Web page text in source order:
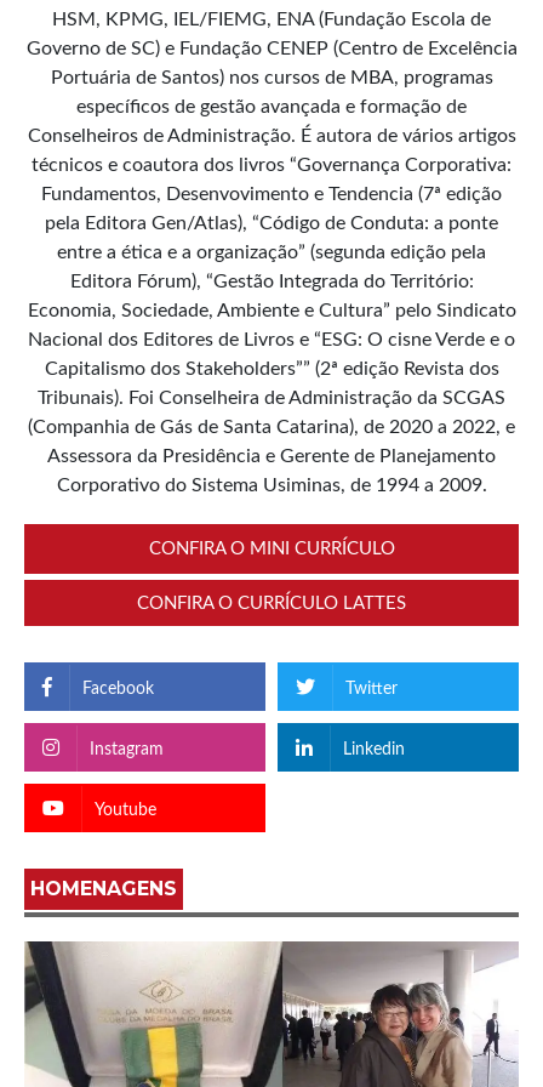
HSM, KPMG, IEL/FIEMG, ENA (Fundação Escola de
Governo de SC) e Fundação CENEP (Centro de Excelência
Portuária de Santos) nos cursos de MBA, programas
específicos de gestão avançada e formação de
Conselheiros de Administração. É autora de vários artigos
técnicos e coautora dos livros “Governança Corporativa:
Fundamentos, Desenvovimento e Tendencia (7ª edição
pela Editora Gen/Atlas), “Código de Conduta: a ponte
entre a ética e a organização” (segunda edição pela
Editora Fórum), “Gestão Integrada do Território:
Economia, Sociedade, Ambiente e Cultura” pelo Sindicato
Nacional dos Editores de Livros e “ESG: O cisne Verde e o
Capitalismo dos Stakeholders”” (2ª edição Revista dos
Tribunais). Foi Conselheira de Administração da SCGAS
(Companhia de Gás de Santa Catarina), de 2020 a 2022, e
Assessora da Presidência e Gerente de Planejamento
Corporativo do Sistema Usiminas, de 1994 a 2009.
CONFIRA O MINI CURRÍCULO
CONFIRA O CURRÍCULO LATTES
Facebook Twitter
Instagram Linkedin
Youtube
HOMENAGENS